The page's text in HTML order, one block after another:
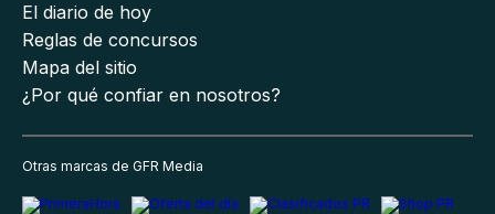
El diario de hoy
Reglas de concursos
Mapa del sitio
¿Por qué confiar en nosotros?
Otras marcas de GFR Media